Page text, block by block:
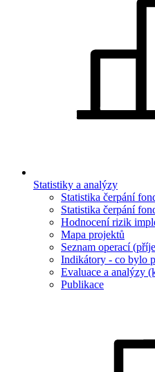
Statistiky a analýzy
Statistika čerpání
Statistika čerpání
Hodnocení rizik
Mapa projektů
Seznam operací
Indikátory - co bylo
Evaluace a analýzy
Publikace